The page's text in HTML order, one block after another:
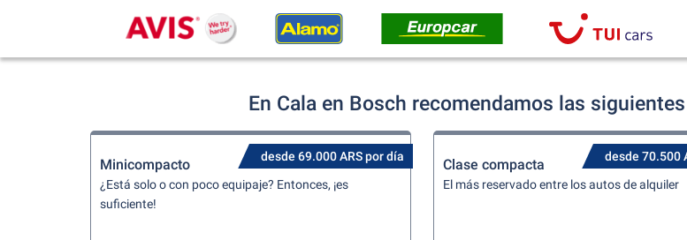
En Cala en Bosch recomendamos las
desde 69.000 ARS por día
Minicompacto
¿Está solo o con poco equipaje? Entonces, ¡es
suficiente!
desde 70.500
Clase compacta
El más reservado entre los autos de alquiler